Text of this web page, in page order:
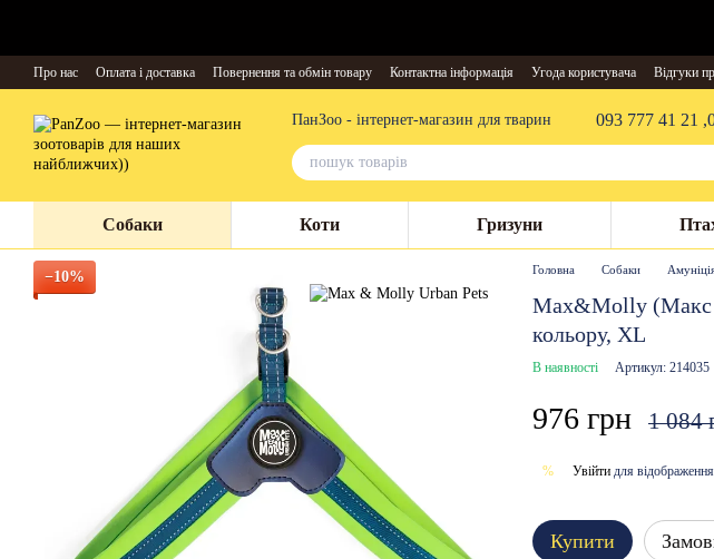
Про нас Оплата і доставка Повернення та обмін товару Контактна інформація Угода користувача Відгуки
ПанЗоо - інтернет-магазин для тварин 093 777 41 21 ,
Собаки Коти Гризуни
−10% Головна Собаки
Max&Molly (Макс
кольору, XL
В наявності Артикул: 214035
976 грн 1 084
% Увійти для відображення
Купити